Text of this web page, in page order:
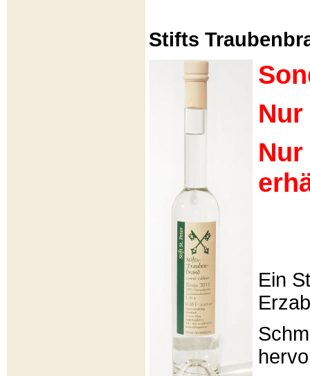
Stifts
Nur
Ein